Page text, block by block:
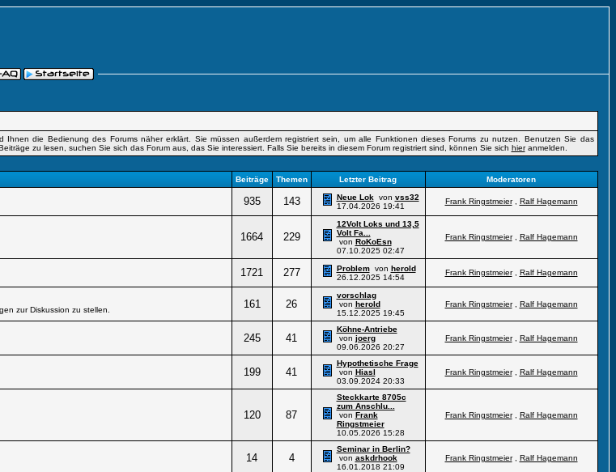
Ihnen die Bedienung des Forums näher erklärt. Sie müssen außerdem registriert sein, um alle Funktionen dieses Forums zu nutzen. Benutzen Sie das
zu lesen, suchen Sie sich das Forum aus, das Sie interessiert. Falls Sie bereits in diesem Forum registriert sind, können Sie sich hieranmelden.
Beiträge Themen Letzter Beitrag Moderatoren
935 143 Neue Lokvon vss32
17.04.2026 19:41
Frank Ringstmeier, Ralf Hagemann
1664 229
12Volt Loks und 13,5
Volt Fa...
von RoKoEsn
07.10.2025 02:47
Frank Ringstmeier, Ralf Hagemann
1721 277 Problemvon herold
26.12.2025 14:54
Frank Ringstmeier, Ralf Hagemann
zur Diskussion zu stellen. 161 26
vorschlag
von herold
15.12.2025 19:45
Frank Ringstmeier, Ralf Hagemann
245 41
Köhne-Antriebe
von joerg
09.06.2026 20:27
Frank Ringstmeier, Ralf Hagemann
199 41
Hypothetische Frage
von Hiasl
03.09.2024 20:33
Frank Ringstmeier, Ralf Hagemann
120 87
Steckkarte 8705c
zum Anschlu...
von Frank
Ringstmeier
10.05.2026 15:28
Frank Ringstmeier, Ralf Hagemann
14 4
Seminar in Berlin?
von askdrhook
16.01.2018 21:09
Frank Ringstmeier, Ralf Hagemann